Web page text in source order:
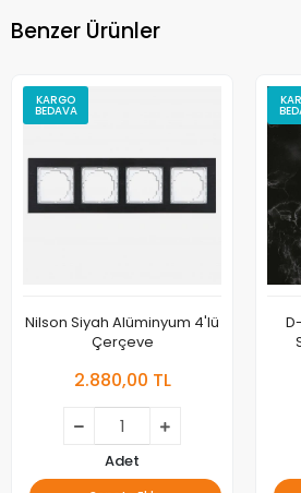
Benzer Ürünler
KARGO
BEDAVA
Nilson Siyah Alüminyum 4'lü
Çerçeve
2.880,00 TL
Adet